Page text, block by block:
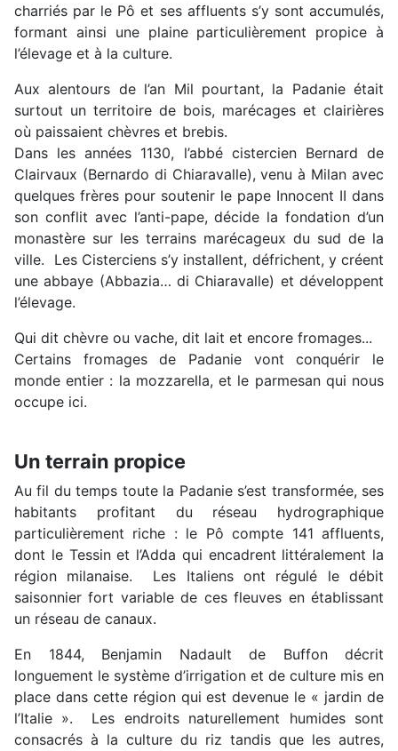
charriés par le Pô et ses affluents s’y sont accumulés,
formant ainsi une plaine particulièrement propice à
l’élevage et à la culture.
Aux alentours de l’an Mil pourtant, la Padanie était
surtout un territoire de bois, marécages et clairières
où paissaient chèvres et brebis.
Dans les années 1130, l’abbé cistercien Bernard de
Clairvaux (Bernardo di Chiaravalle), venu à Milan avec
quelques frères pour soutenir le pape Innocent II dans
son conflit avec l’anti-pape, décide la fondation d’un
monastère sur les terrains marécageux du sud de la
ville. Les Cisterciens s’y installent, défrichent, y créent
une abbaye (Abbazia… di Chiaravalle) et développent
l’élevage.
Qui dit chèvre ou vache, dit lait et encore fromages...
Certains fromages de Padanie vont conquérir le
monde entier : la mozzarella, et le parmesan qui nous
occupe ici.
Un terrain propice
Au fil du temps toute la Padanie s’est transformée, ses
habitants profitant du réseau hydrographique
particulièrement riche : le Pô compte 141 affluents,
dont le Tessin et l’Adda qui encadrent littéralement la
région milanaise. Les Italiens ont régulé le débit
saisonnier fort variable de ces fleuves en établissant
un réseau de canaux.
En 1844, Benjamin Nadault de Buffon décrit
longuement le système d’irrigation et de culture mis en
place dans cette région qui est devenue le « jardin de
l’Italie ». Les endroits naturellement humides sont
consacrés à la culture du riz tandis que les autres,